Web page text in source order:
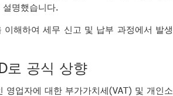
명했습니다.
해하여 세무 신고 및 납부 과정에서 발생
로 공식 상향
업자에 대한 부가가치세(VAT) 및 개인소